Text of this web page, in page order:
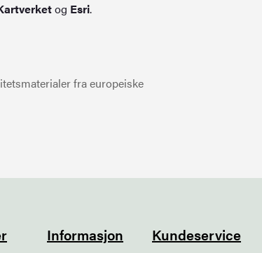
og Esri.
fra europeiske
Informasjon Kundeservice